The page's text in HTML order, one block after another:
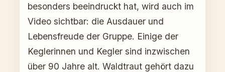
besonders beeindruckt hat, wird auch im
Video sichtbar: die Ausdauer und
Lebensfreude der Gruppe. Einige der
Keglerinnen und Kegler sind inzwischen
über 90 Jahre alt. Waldtraut gehört dazu